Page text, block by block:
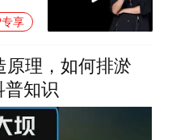
享
原理，如何排淤
知识